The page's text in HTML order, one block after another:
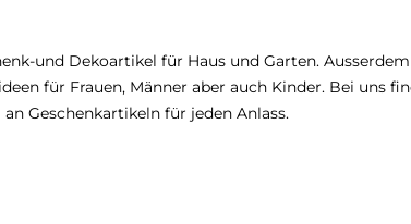
und Dekoartikel für Haus und Garten. Ausserdem
für Frauen, Männer aber auch Kinder. Bei uns
Geschenkartikeln für jeden Anlass.